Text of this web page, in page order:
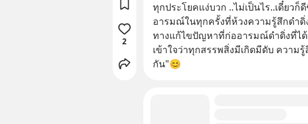
ทุกประโยคแง่บวก ..ไม่เป็นไร..เดี๋ยว
อารมณ์ในทุกครั้งที่ห้วงความรู้สึกดำดิ่
ทางแก้ไขปัญหาที่ก่ออารมณ์ดำดิ่งที่ได้
เข้าใจว่าทุกสรรพสิ่งมีเกิดมีดับ ความ
กัน"😊
2